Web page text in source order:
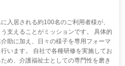
入居される約100名のご利用者様が、
支えることがミッションです。 具体的
助に加え、日々の様子を専用フォーマ
います。 自社で各種研修を実施してお
め、介護福祉士としての専門性を磨き